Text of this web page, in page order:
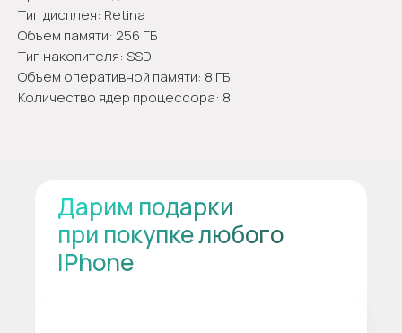
Тип дисплея: Retina
Объем памяти: 256 ГБ
Тип накопителя: SSD
Объем оперативной памяти: 8 ГБ
Количество ядер процессора: 8
Дарим подарки
при покупке любого
IPhone